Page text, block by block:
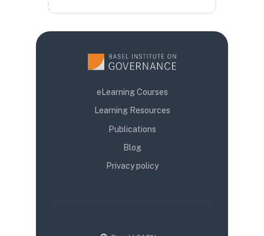
eLearning Courses
Learning Resources
Publications
Blog
Privacy policy